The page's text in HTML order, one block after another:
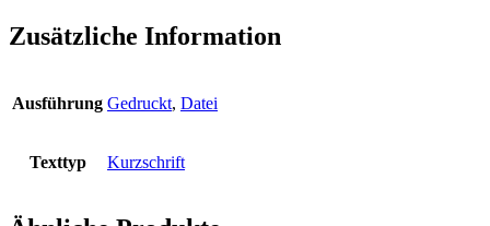
Zusätzliche Information
Ausführung Gedruckt, Datei
Texttyp Kurzschrift